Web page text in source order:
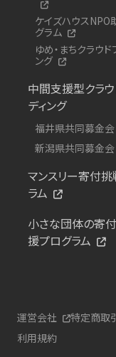
ケイズハウスNPO
グラム
ゆめ・まちクラウド
ング
中間支援型クラウ
ディング
福井県共同募金会
新潟県共同募金会
マンスリー寄付
ラム
小さな団体の寄
援プログラム
運営会社 特定商取
利用規約